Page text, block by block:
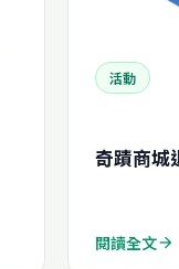
活動
奇蹟商城
閱讀全文arrow_forward